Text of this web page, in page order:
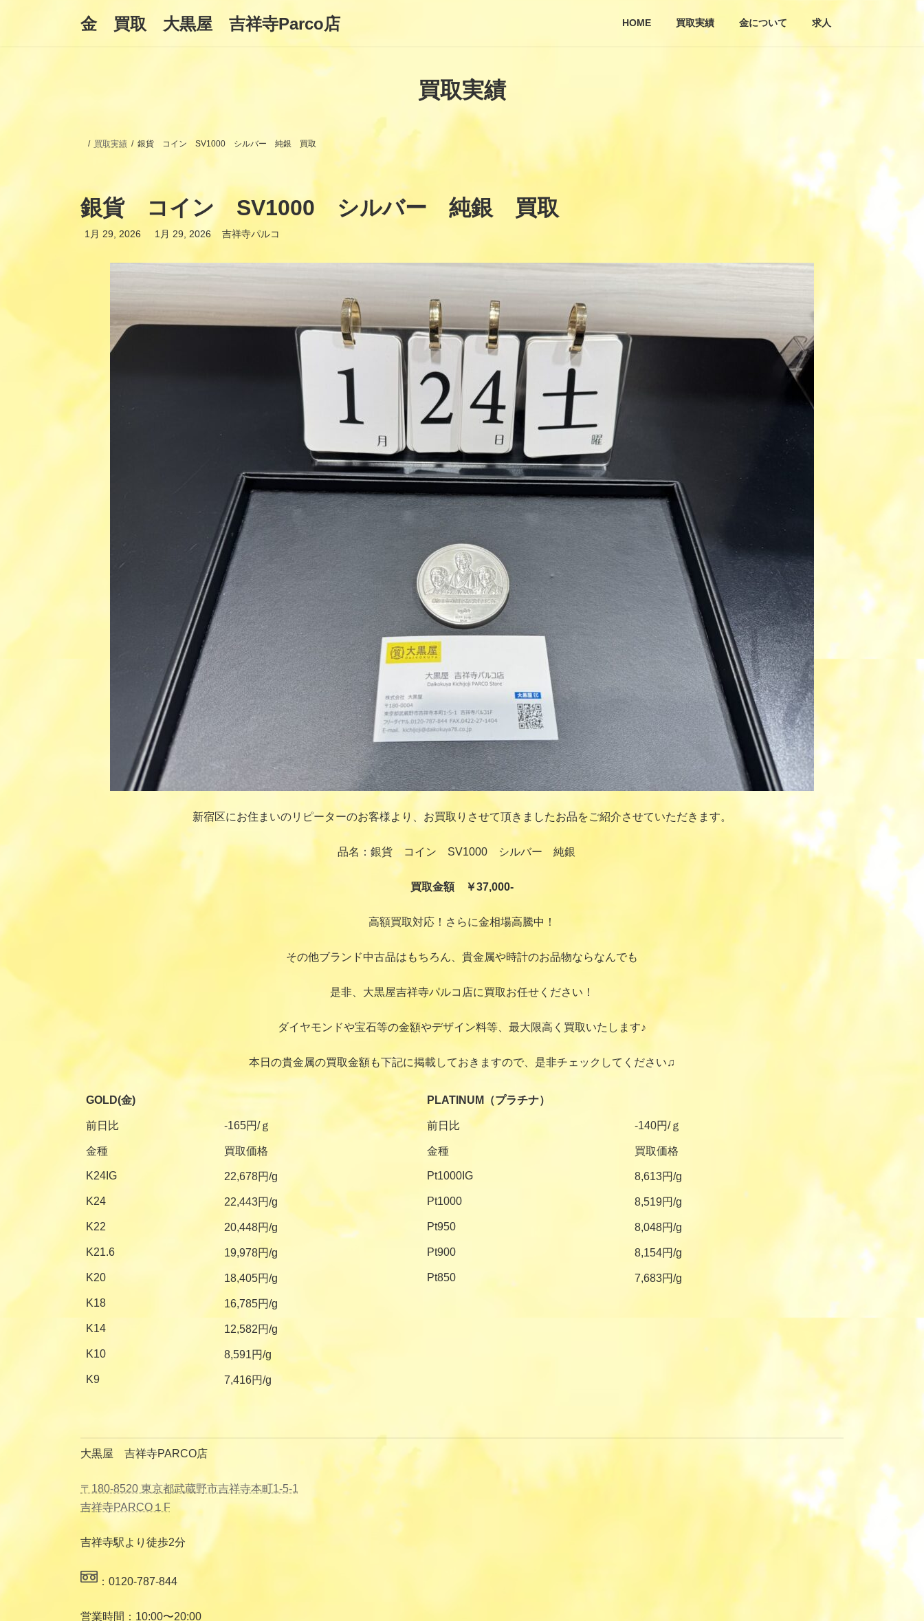
金 買取 大黒屋 吉祥寺Parco店 HOME 買取実績 金について 求人
買取実績
買取実績 銀貨 コイン SV1000 シルバー 純銀 買取
銀貨 コイン SV1000 シルバー 純銀 買取
1月 29, 2026
最
1月 29, 2026 吉祥寺パルコ
新宿区にお住まいのリピーターのお客様より、お買取りさせて頂きましたお品をご紹介させていただきます。
品名：銀貨 コイン SV1000 シルバー 純銀
買取金額 ￥37,000-
高額買取対応！さらに金相場高騰中！
その他ブランド中古品はもちろん、貴金属や時計のお品物ならなんでも
是非、大黒屋吉祥寺パルコ店に買取お任せください！
ダイヤモンドや宝石等の金額やデザイン料等、最大限高く買取いたします♪
本日の貴金属の買取金額も下記に掲載しておきますので、是非チェックしてください♫
GOLD(金) PLATINUM（プラチナ）
前日比 -165円/ｇ 前日比 -140円/ｇ
金種 買取価格 金種 買取価格
K24IG 22,678円/g Pt1000IG 8,613円/g
K24 22,443円/g Pt1000 8,519円/g
K22 20,448円/g Pt950 8,048円/g
K21.6 19,978円/g Pt900 8,154円/g
K20 18,405円/g Pt850 7,683円/g
K18 16,785円/g
K14 12,582円/g
K10 8,591円/g
K9 7,416円/g
大黒屋 吉祥寺PARCO店
〒180-8520 東京都武蔵野市吉祥寺本町1-5-1
吉祥寺PARCO１F
吉祥寺駅より徒歩2分
：0120-787-844
営業時間：10:00〜20:00